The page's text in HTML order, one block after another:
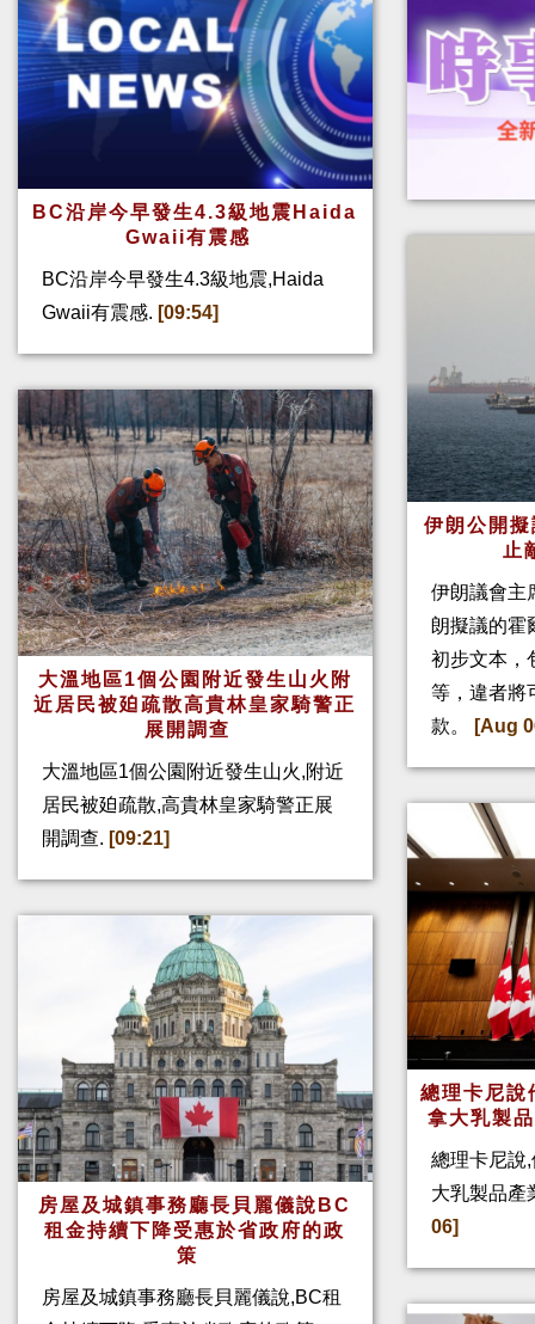
BC沿岸今早發生4.3級地震Haida
Gwaii有震感
BC沿岸今早發生4.3級地震,Haida
Gwaii有震感. [09:54]
大溫地區1個公園附近發生山火附
近居民被廹疏散高貴林皇家騎警正
展開調查
大溫地區1個公園附近發生山火,附近
居民被廹疏散,高貴林皇家騎警正展
開調查. [09:21]
房屋及城鎮事務廳長貝麗儀說BC
租金持續下降受惠於省政府的政
策
房屋及城鎮事務廳長貝麗儀說,BC租
伊朗公開
止
伊朗議會主
朗擬議的霍
初步文本，
等，違者將
款。
[Aug
總理卡尼
拿大乳製
總理卡尼說
大乳製品產
06]